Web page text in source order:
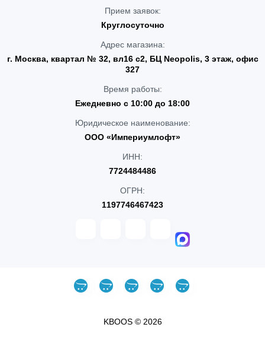
Прием заявок:
Круглосуточно
Адрес магазина:
г. Москва, квартал № 32, вл16 с2, БЦ Neopolis, 3 этаж, офис
327
Время работы:
Ежедневно с 10:00 до 18:00
Юридическое наименование:
ООО «Империумлофт»
ИНН:
7724484486
ОГРН:
1197746467423
KBOOS © 2026